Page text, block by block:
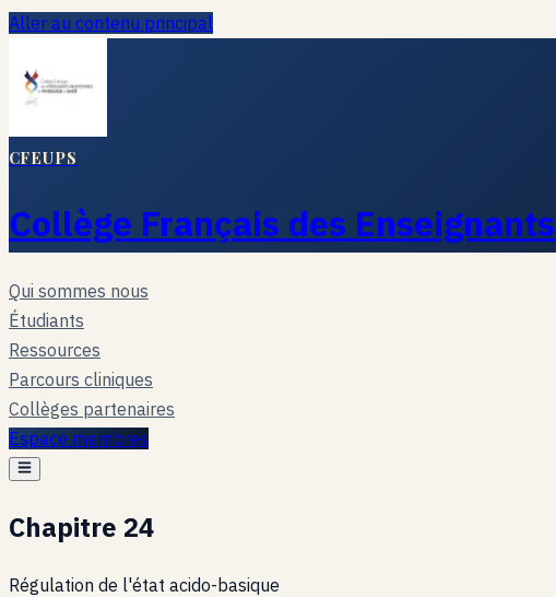
Aller au contenu principal
CFEUPS
Collège Français des Enseignants
Qui sommes nous
Étudiants
Ressources
Parcours cliniques
Collèges partenaires
Espace membres
Chapitre 24
Régulation de l'état acido-basique